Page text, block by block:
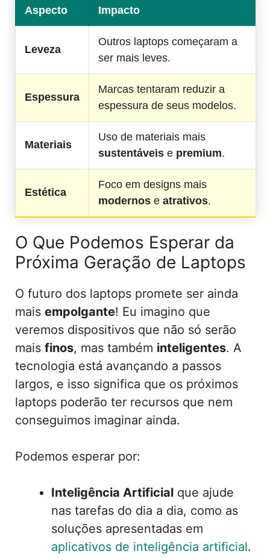
Aspecto Impacto
Leveza
Outros laptops começaram a
ser mais leves.
Espessura
Marcas tentaram reduzir a
espessura de seus modelos.
Materiais
Uso de materiais mais
sustentáveis e premium.
Estética
Foco em designs mais
modernos e atrativos.
O Que Podemos Esperar da
Próxima Geração de Laptops
O futuro dos laptops promete ser ainda
mais empolgante! Eu imagino que
veremos dispositivos que não só serão
mais finos, mas também inteligentes. A
tecnologia está avançando a passos
largos, e isso significa que os próximos
laptops poderão ter recursos que nem
conseguimos imaginar ainda.
Podemos esperar por:
Inteligência Artificial que ajude
nas tarefas do dia a dia, como as
soluções apresentadas em
aplicativos de inteligência artificial.